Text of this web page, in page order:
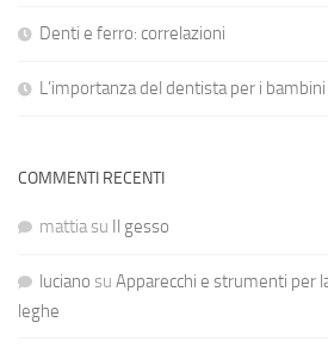
Denti e ferro: correlazioni
L’importanza del dentista per i bambini
COMMENTI RECENTI
mattiasu Il gesso
luciano su Apparecchi e strumenti per
leghe